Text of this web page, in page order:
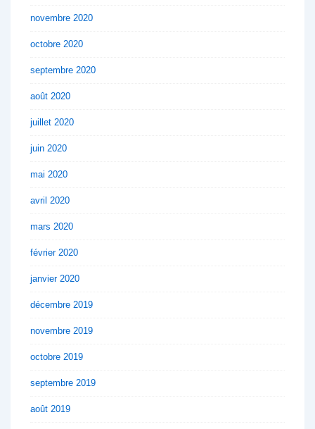
novembre 2020
octobre 2020
septembre 2020
août 2020
juillet 2020
juin 2020
mai 2020
avril 2020
mars 2020
février 2020
janvier 2020
décembre 2019
novembre 2019
octobre 2019
septembre 2019
août 2019